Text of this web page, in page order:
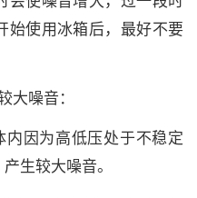
始使用冰箱后，最好不要
大噪音：
因为高低压处于不稳定
生较大噪音。